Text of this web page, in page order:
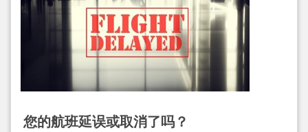
您的航班延误或取消了吗？